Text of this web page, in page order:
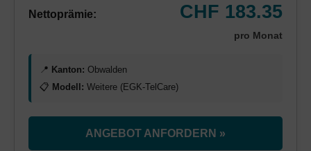
Nettoprämie: CHF 183.35
pro Monat
📍 Kanton: Obwalden
📋 Modell: Weitere (EGK-TelCare)
ANGEBOT ANFORDERN »